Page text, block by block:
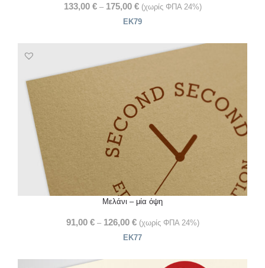
133,00 € – 175,00 € (χωρίς ΦΠΑ 24%)
ΕΚ79
Μελάνι – μία όψη
91,00 € – 126,00 € (χωρίς ΦΠΑ 24%)
ΕΚ77